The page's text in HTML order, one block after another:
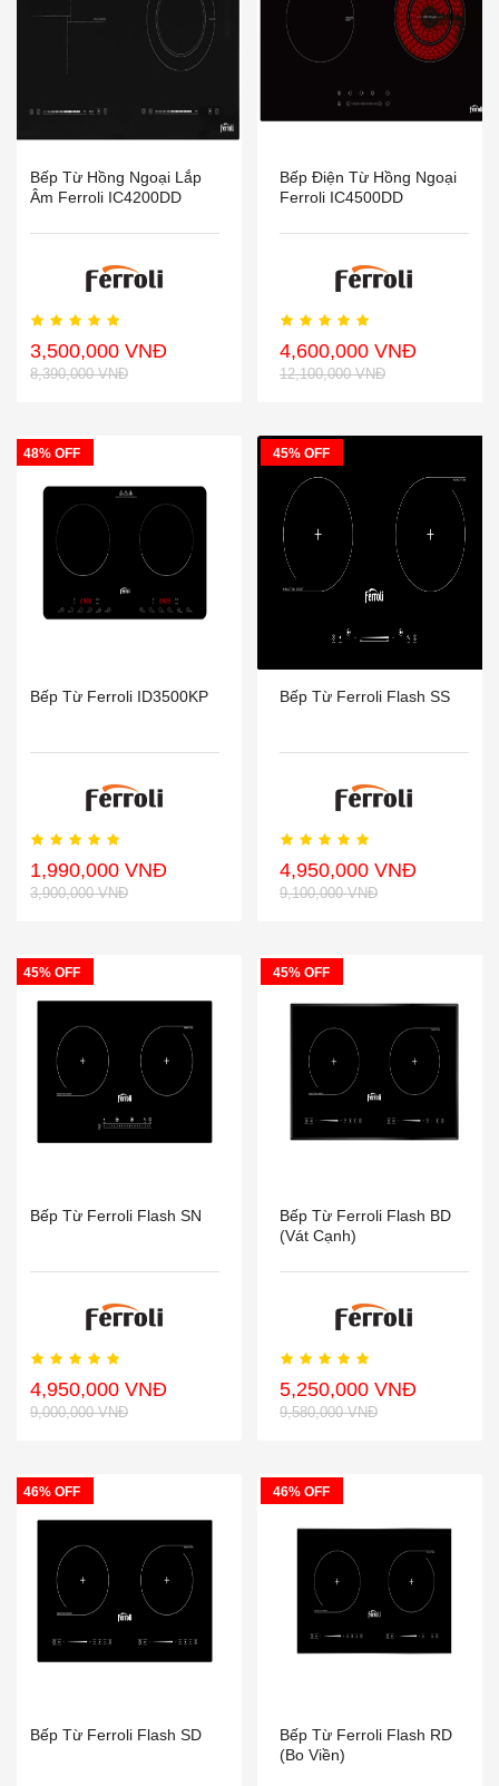
Bếp Từ Hồng Ngoại Lắp
Âm Ferroli IC4200DD
3,500,000 VNĐ
8,390,000 VNĐ
Bếp Điện Từ Hồng Ngoại
Ferroli IC4500DD
4,600,000 VNĐ
12,100,000 VNĐ
48% OFF
Bếp Từ Ferroli ID3500KP
1,990,000 VNĐ
3,900,000 VNĐ
45% OFF
Bếp Từ Ferroli Flash SS
4,950,000 VNĐ
9,100,000 VNĐ
45% OFF
Bếp Từ Ferroli Flash SN
4,950,000 VNĐ
9,000,000 VNĐ
45% OFF
Bếp Từ Ferroli Flash BD
(vát Cạnh)
5,250,000 VNĐ
9,580,000 VNĐ
46% OFF
Bếp Từ Ferroli Flash SD
46% OFF
Bếp Từ Ferroli Flash RD
(Bo Viền)